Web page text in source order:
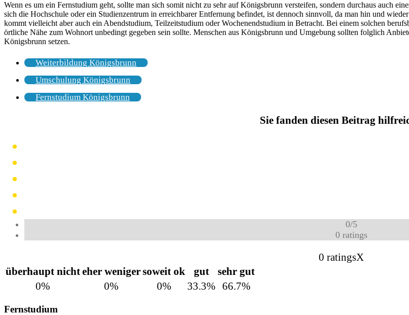
Wenn es um ein Fernstudium geht, sollte man sich somit nicht zu sehr auf Königsbrunn versteifen, sondern durchaus auch
sich die Hochschule oder ein Studienzentrum in erreichbarer Entfernung befindet, ist dennoch sinnvoll, da man hin und
kommt vielleicht aber auch ein Abendstudium, Teilzeitstudium oder Wochenendstudium in Betracht. Bei einem solchen
örtliche Nähe zum Wohnort unbedingt gegeben sein sollte. Menschen aus Königsbrunn und Umgebung sollten folglich
Königsbrunn setzen.
Weiterbildung Königsbrunn
Umschulung Königsbrunn
Fernstudium Königsbrunn
Sie fanden diesen Beitrag
0/5
0ratings
0 ratingsX
überhaupt nichteher wenigersoweit ok gut
sehr gut
0%
0% 0% 33.3% 66.7%
Fernstudium